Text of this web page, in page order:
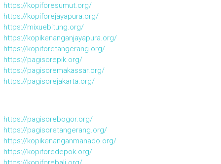
https://kopiforesumut.org/
https://kopiforejayapura.org/
https://mixuebitung.org/
https://kopikenanganjayapura.org/
https://kopiforetangerang.org/
https://pagisorepik.org/
https://pagisoremakassar.org/
https://pagisorejakarta.org/
https://pagisorebogor.org/
https://pagisoretangerang.org/
https://kopikenanganmanado.org/
https://kopiforedepok.org/